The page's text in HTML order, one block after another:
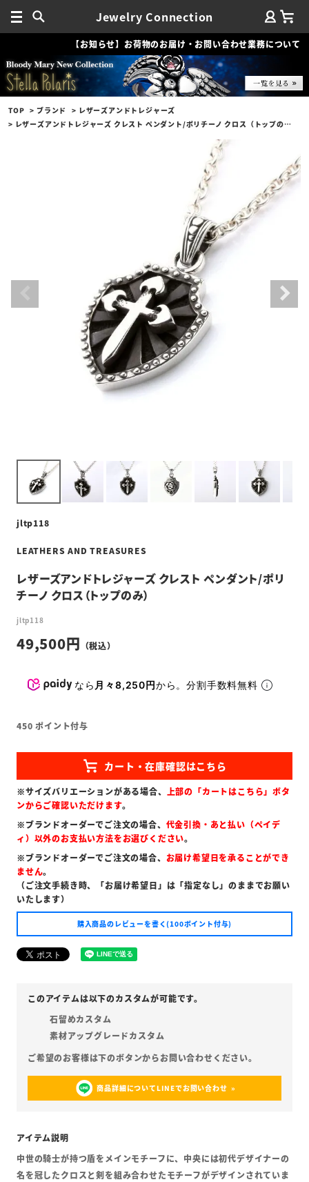
Jewelry Connection
【お知らせ】お荷物のお届け・お問い合わせ業務について
TOP ブランド
レザーズアンドトレジャーズ
レザーズアンドトレジャーズ クレスト ペンダント/ポリチーノ クロス（トップのみ）
jltp118
LEATHERS AND TREASURES
レザーズアンドトレジャーズ クレスト ペンダント/ポリ
チーノ クロス（トップのみ）
jltp118
49,500
なら 月々8,250円から。分割手数料無料
450 ポイント付与
※サイズバリエーションがある場合、 上部の「カートはこちら」ボタ
ンからご確認いただけます。
※ブランドオーダーでご注文の場合、 代金引換・あと払い（ペイデ
ィ）以外のお支払い方法をお選びください。
※ブランドオーダーでご注文の場合、 お届け希望日を承ることができ
ません。
（ご注文手続き時、「お届け希望日」は「指定なし」のままでお願い
いたします）
購入商品のレビューを書く(100ポイント付与)
石留めカスタム
素材アップグレードカスタム
商品詳細についてLINEでお問い合わせ
中世の騎士が持つ盾をメインモチーフに、中央には初代デザイナーの
名を冠したクロスと剣を組み合わせたモチーフがデザインされていま